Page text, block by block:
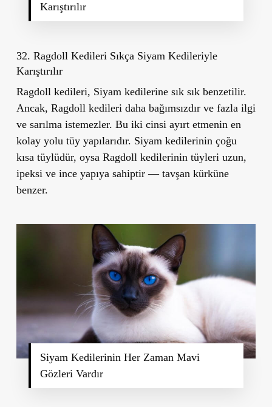
Karıştırılır
32. Ragdoll Kedileri Sıkça Siyam Kedileriyle
Karıştırılır
Ragdoll kedileri, Siyam kedilerine sık sık benzetilir.
Ancak, Ragdoll kedileri daha bağımsızdır ve fazla ilgi
ve sarılma istemezler. Bu iki cinsi ayırt etmenin en
kolay yolu tüy yapılarıdır. Siyam kedilerinin çoğu
kısa tüylüdür, oysa Ragdoll kedilerinin tüyleri uzun,
ipeksi ve ince yapıya sahiptir — tavşan kürküne
benzer.
Siyam Kedilerinin Her Zaman Mavi
Gözleri Vardır